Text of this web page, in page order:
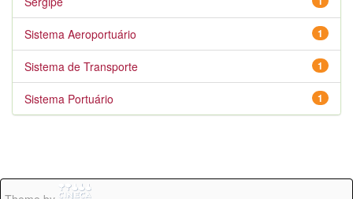
1
Sistema Aeroportuário
1
Sistema de Transporte
1
Sistema Portuário